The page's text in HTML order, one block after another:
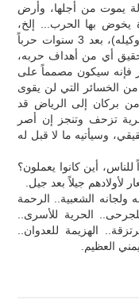
يموت من أجلها، وأرض
يخوض بها الحرب... إلخ،
وبالتالي ليس أمام العدوان (أعني أصيله لا وكيله)، بعد 3 سنوات حرباً
أي من أهداف حربه،
فإنه سيكون مصمماً على
الخسائر التي لن يقوى
بركان إلى الرياض قد
تزحف وتنجز إن أصر
وسيأتيه ما لا قبل له
أين كانوا يعملون؟
لأولادهم جيلاً بعد جيل.
ولجانه الشعبية.. الرحمة
الحرية للأسرى..
الهزيمة للعدوان..
العظيم.